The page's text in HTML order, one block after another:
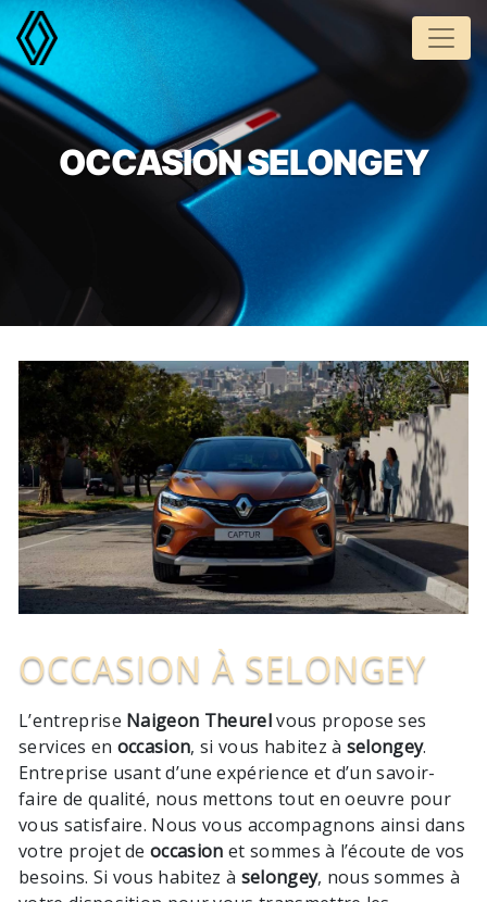
Panneau de gestion des cookies
OCCASION SELONGEY
OCCASION À SELONGEY
L’entreprise Naigeon Theurelvous propose ses
services en occasion, si vous habitez à selongey.
Entreprise usant d’une expérience et d’un savoir-
faire de qualité, nous mettons tout en oeuvre pour
vous satisfaire. Nous vous accompagnons ainsi dans
votre projet deoccasion et sommes à l’écoute de vos
besoins. Si vous habitez à selongey, nous sommes à